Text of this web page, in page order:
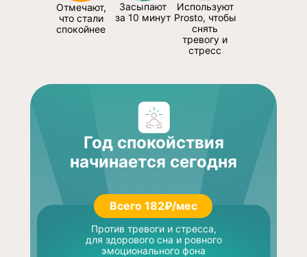
Отмечают,
что стали
спокойнее
Засыпают
за 10 минут
Используют
Prosto, чтобы
снять
тревогу и
стресс
Год спокойствия
начинается сегодня
Всего 182₽/мес
Против тревоги и стресса,
для здорового сна и ровного
эмоционального фона